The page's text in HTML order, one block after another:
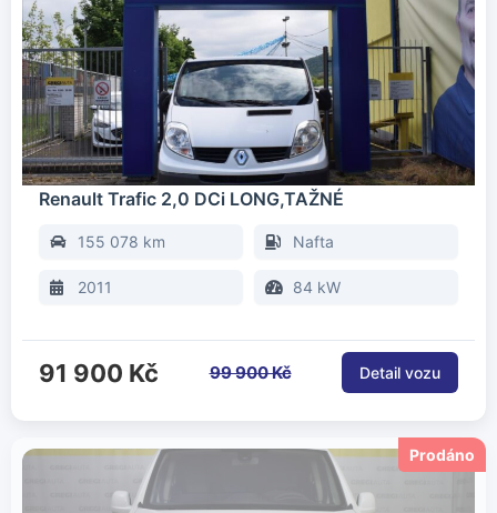
Renault Trafic 2,0 DCi LONG,TAŽNÉ
155 078 km Nafta
2011 84 kW
91 900 Kč 99 900 Kč